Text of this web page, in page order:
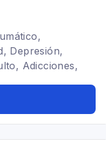
Depresión,
Adicciones,
Bipolaridad,